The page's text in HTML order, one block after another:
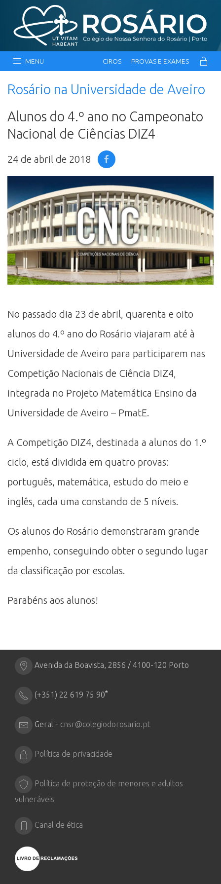
MENU CIROS PROVAS E EXAMES
Rosário na Universidade de Aveiro
Alunos do 4.º ano no Campeonato
Nacional de Ciências DIZ4
24 de abril de 2018
No passado dia 23 de abril, quarenta e oito
alunos do 4.º ano do Rosário viajaram até à
Universidade de Aveiro para participarem nas
Competição Nacionais de Ciência DIZ4,
integrada no Projeto Matemática Ensino da
Universidade de Aveiro – PmatE.
A Competição DIZ4, destinada a alunos do 1.º
ciclo, está dividida em quatro provas:
português, matemática, estudo do meio e
inglês, cada uma constando de 5 níveis.
Os alunos do Rosário demonstraram grande
empenho, conseguindo obter o segundo lugar
da classificação por escolas.
Parabéns aos alunos!
Avenida da Boavista, 2856 / 4100-120 Porto
(+351) 22 619 75 90*
Geral - cnsr@colegiodorosario.pt
Política de privacidade
Política de proteção de menores e adultos
vulneráveis
Canal de ética